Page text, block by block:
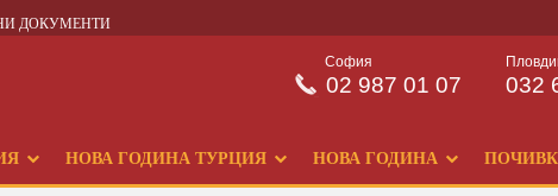
ДОКУМЕНТИ
032
София
02 987 01 07
НОВА ГОДИНА ТУРЦИЯ НОВА ГОДИНА